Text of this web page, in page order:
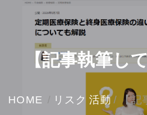
【記事執筆し
HOME リスク 活動 / 【記